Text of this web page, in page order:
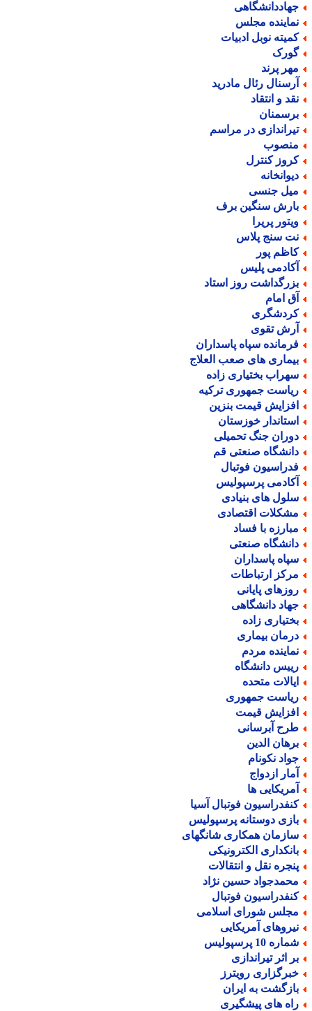
مجلس
نوبل ادبیات
پرند
رئال مادرید
و انتقاد
در مراسم
کنترل
جنسی
سنگین برف
پریرا
سنج پلاس
پور
پلیس
روز استاد
امام
تقوی
سپاه پاسداران
های صعب العلاج
بختیاری زاده
جمهوری ترکیه
قیمت بنزین
خوزستان
جنگ تحمیلی
صنعتی قم
فوتبال
پرسپولیس
های بنیادی
اقتصادی
با فساد
صنعتی
پاسداران
ارتباطات
پایانی
دانشگاهی
زاده
بیماری
مردم
دانشگاه
متحده
جمهوری
قیمت
آبرسانی
الدین
نکونام
ازدواج
ها
فوتبال آسیا
دوستانه پرسپولیس
همکاری شانگهای
الکترونیکی
نقل و انتقالات
حسین نژاد
فوتبال
شورای اسلامی
آمریکایی
10 پرسپولیس
اثر تیراندازی
رویترز
به ایران
های پیشگیری